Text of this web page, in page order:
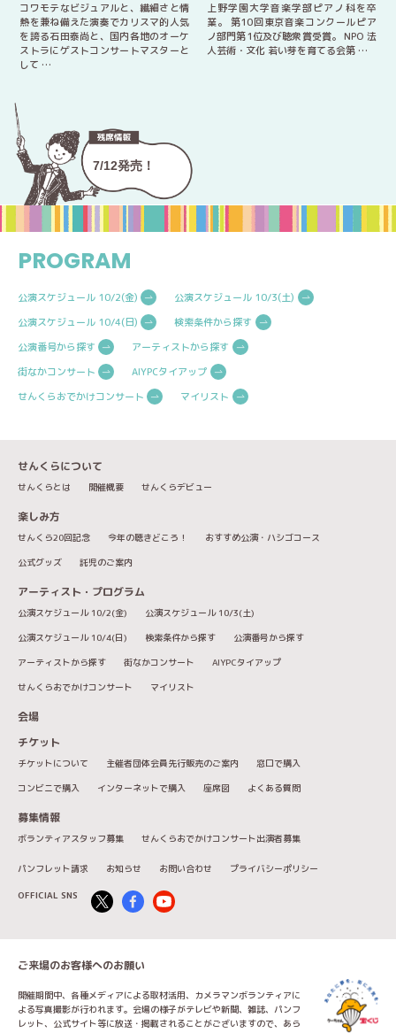
コワモテなビジュアルと、繊細さと情
熱を兼ね備えた演奏でカリスマ的人気
を誇る石田泰尚と、国内各地のオーケ
ストラにゲストコンサートマスターと
して …
上野学園大学音楽学部ピアノ科を卒
業。 第10回東京音楽コンクールピア
ノ部門第1位及び聴衆賞受賞。 NPO 法
人芸術・文化 若い芽を育てる会第 …
7/12発売！
PROGRAM
公演スケジュール 10/2(金)
公演スケジュール 10/3(土)
公演スケジュール 10/4(日)
検索条件から探す
公演番号から探す
アーティストから探す
街なかコンサート
AIYPCタイアップ
せんくらおでかけコンサート
マイリスト
せんくらについて
せんくらとは 開催概要 せんくらデビュー
楽しみ方
せんくら20回記念 今年の聴きどころ！
おすすめ公演・ハシゴコース
公式グッズ
託児のご案内
アーティスト・プログラム
公演スケジュール 10/2(金)
公演スケジュール 10/3(土)
公演スケジュール 10/4(日)
検索条件から探す
公演番号から探す
アーティストから探す
街なかコンサート
AIYPCタイアップ
せんくらおでかけコンサート
マイリスト
会場
チケット
チケットについて 主催者団体会員先行販売のご案内
窓口で購入
コンビニで購入
インターネットで購入 座席図 よくある質問
募集情報
ボランティアスタッフ募集 せんくらおでかけコンサート出演者募集
パンフレット請求 お知らせ お問い合わせ プライバシーポリシー
OFFICIAL SNS
ご来場のお客様へのお願い
開催期間中、各種メディアによる取材活用、カメラマンボランティアに
よる写真撮影が行われます。会場の様子がテレビや新聞、雑誌、パンフ
レット、公式サイト等に放送・掲載されることがございますので、あら